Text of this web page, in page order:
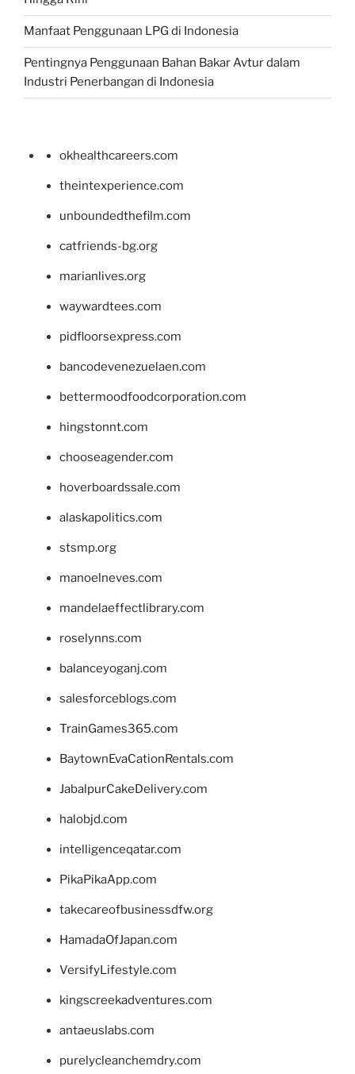
Manfaat Penggunaan LPG di Indonesia
Pentingnya Penggunaan Bahan Bakar Avtur dalam
Industri Penerbangan di Indonesia
okhealthcareers.com
theintexperience.com
unboundedthefilm.com
catfriends-bg.org
marianlives.org
waywardtees.com
pidfloorsexpress.com
bancodevenezuelaen.com
bettermoodfoodcorporation.com
hingstonnt.com
chooseagender.com
hoverboardssale.com
alaskapolitics.com
stsmp.org
manoelneves.com
mandelaeffectlibrary.com
roselynns.com
balanceyoganj.com
salesforceblogs.com
TrainGames365.com
BaytownEvaCationRentals.com
JabalpurCakeDelivery.com
halobjd.com
intelligenceqatar.com
PikaPikaApp.com
takecareofbusinessdfw.org
HamadaOfJapan.com
VersifyLifestyle.com
kingscreekadventures.com
antaeuslabs.com
purelycleanchemdry.com